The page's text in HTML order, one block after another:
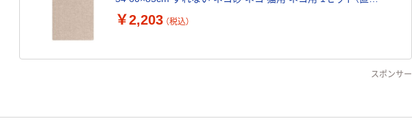
品）
￥2,203 （税込）
スポンサー